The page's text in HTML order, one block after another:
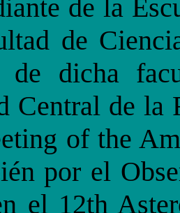
de la
de
de dicha
Central de la
of the
por el
el 12th